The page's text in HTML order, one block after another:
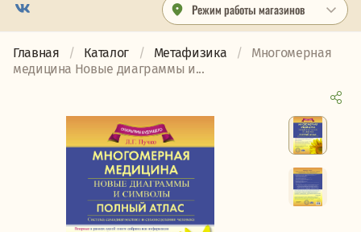
Режим работы магазинов
Главная Каталог Метафизика
Многомерная
медицина Новые диаграммы и...